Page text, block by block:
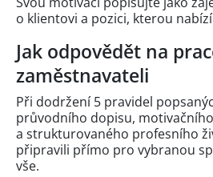
o klientovi a pozici, kterou
Jak odpovědět na
zaměstnavateli
Při dodržení 5 pravidel
průvodního dopisu,
a strukturovaného profesního
připravili přímo pro vybranou
vše.